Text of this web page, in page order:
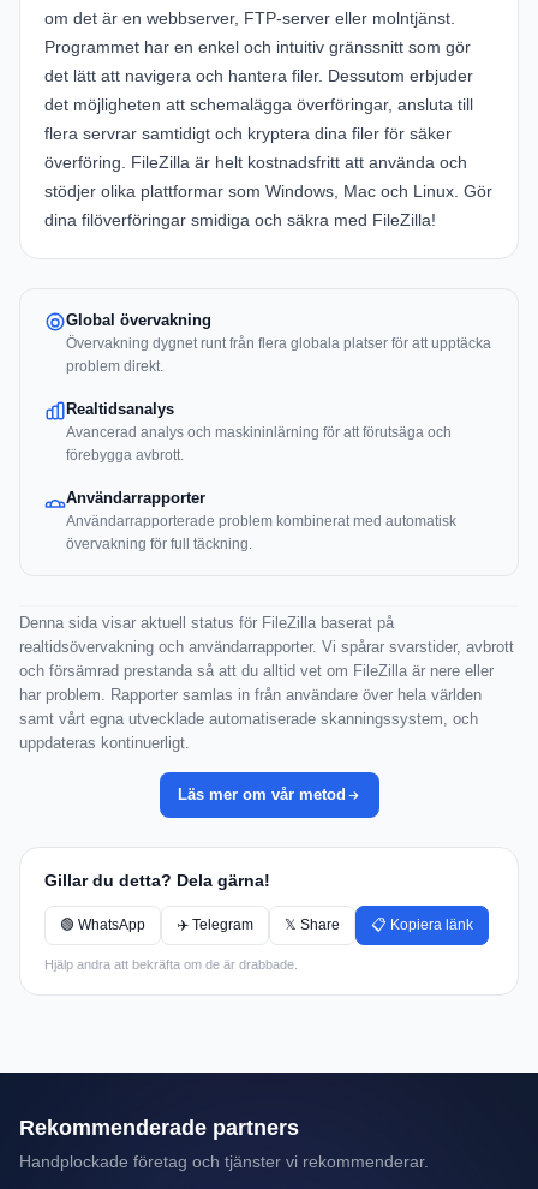
om det är en webbserver, FTP-server eller molntjänst.
Programmet har en enkel och intuitiv gränssnitt som gör
det lätt att navigera och hantera filer. Dessutom erbjuder
det möjligheten att schemalägga överföringar, ansluta till
flera servrar samtidigt och kryptera dina filer för säker
överföring. FileZilla är helt kostnadsfritt att använda och
stödjer olika plattformar som Windows, Mac och Linux. Gör
dina filöverföringar smidiga och säkra med FileZilla!
Global övervakning
Övervakning dygnet runt från flera globala platser för att upptäcka
problem direkt.
Realtidsanalys
Avancerad analys och maskininlärning för att förutsäga och
förebygga avbrott.
Användarrapporter
Användarrapporterade problem kombinerat med automatisk
övervakning för full täckning.
Denna sida visar aktuell status för FileZilla baserat på
realtidsövervakning och användarrapporter. Vi spårar svarstider, avbrott
och försämrad prestanda så att du alltid vet om FileZilla är nere eller
har problem. Rapporter samlas in från användare över hela världen
samt vårt egna utvecklade automatiserade skanningssystem, och
uppdateras kontinuerligt.
Läs mer om vår metod
Gillar du detta? Dela gärna!
🟢 WhatsApp ✈️ Telegram 𝕏 Share 📋 Kopiera länk
Hjälp andra att bekräfta om de är drabbade.
Rekommenderade partners
Handplockade företag och tjänster vi rekommenderar.